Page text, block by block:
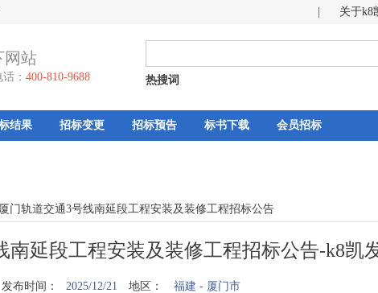
关于k8
网站
： 400-810-9688 热搜词
结果 招标变更 招标预告 标书下载 会员招标
门轨道交通3号线南延段工程安装及装修工程招标公告
南延段工程安装及装修工程招标公告-k8凯
发布时间： 2025/12/21 地区： 福建 - 厦门市